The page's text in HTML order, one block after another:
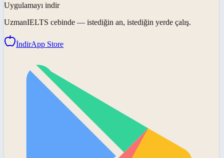
Uygulamayı indir
UzmanIELTS cebinde — istediğin an, istediğin yerde çalış.
İndirApp Store